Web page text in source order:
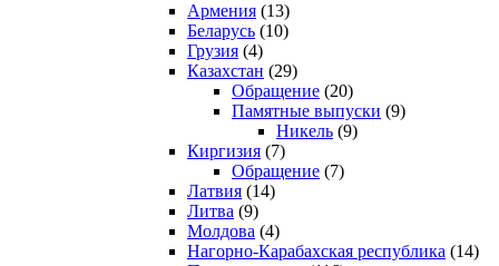
Армения (13)
Беларусь (10)
Грузия (4)
Казахстан (29)
Обращение (20)
Памятные выпуски (9)
Никель (9)
Киргизия (7)
Обращение (7)
Латвия (14)
Литва (9)
Молдова (4)
Нагорно-Карабахская республика (14)